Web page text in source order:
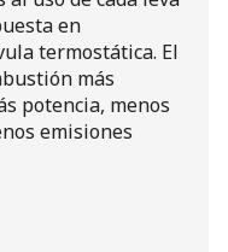
en
termostática. El
más
potencia, menos
emisiones